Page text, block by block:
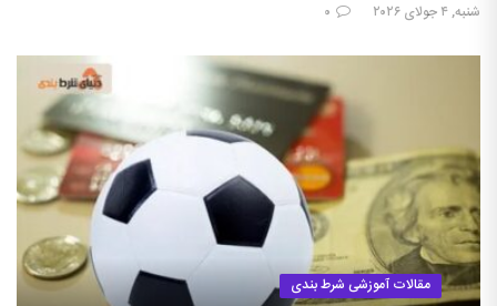
شنبه, ۴ جولای ۲۰۲۶ ۰
مقالات آموزشی شرط بندی